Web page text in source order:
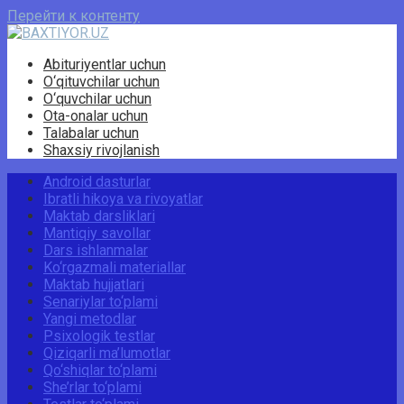
Перейти к контенту
Abituriyentlar uchun
O‘qituvchilar uchun
O‘quvchilar uchun
Ota-onalar uchun
Talabalar uchun
Shaxsiy rivojlanish
Android dasturlar
Ibratli hikoya va rivoyatlar
Maktab darsliklari
Mantiqiy savollar
Dars ishlanmalar
Ko‘rgazmali materiallar
Maktab hujjatlari
Senariylar to‘plami
Yangi metodlar
Psixologik testlar
Qiziqarli ma’lumotlar
Qo‘shiqlar to‘plami
She’rlar to‘plami